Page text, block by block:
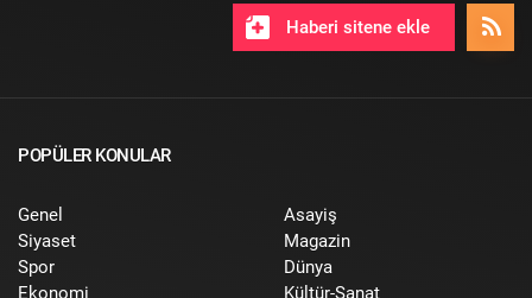
Haberi sitene ekle
POPÜLER KONULAR
Genel
Siyaset
Spor
Ekonomi
Asayiş
Magazin
Dünya
Kültür-Sanat